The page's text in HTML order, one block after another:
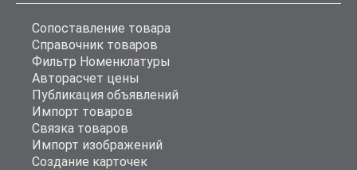
Сопоставление товара
Справочник товаров
Фильтр Номенклатуры
Авторасчет цены
Публикация объявлений
Импорт товаров
Связка товаров
Импорт изображений
Создание карточек